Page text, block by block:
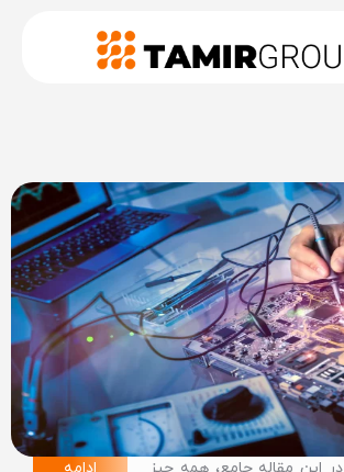
در این مقاله جامع، همه چیز
ادامه